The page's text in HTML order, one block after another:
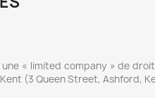
« limited company » de
(3 Queen Street, Ashford,